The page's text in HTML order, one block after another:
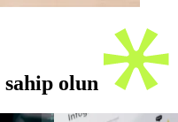
sahip olun